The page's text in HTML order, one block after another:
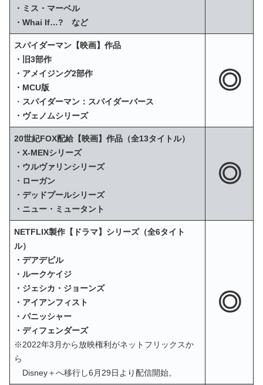
・ミス・マーベル
・Whai If…? など
スパイダーマン【映画】作品
・旧3部作
・アメイジング2部作
・MCU版
・ スパイダーマン：スパイダーバース
・ヴェノムシリーズ
◎
20世紀FOX配給【映画】作品（全13タイトル）
・X‐MENシリーズ
・ウルヴァリンシリーズ
・ローガン
・デッドプールシリーズ
・ニュー・ミュータント
◎
NETFLIX製作【ドラマ】シリーズ（全6タイト
ル）
・デアデビル
・ルークケイジ
・ジェシカ・ジョーンズ
・アイアンフィスト
・パニッシャー
・ディフェンダーズ
※2022年3月から放映権利がネットフリックスか
ら
Disney＋へ移行し6月29日より配信開始。
◎